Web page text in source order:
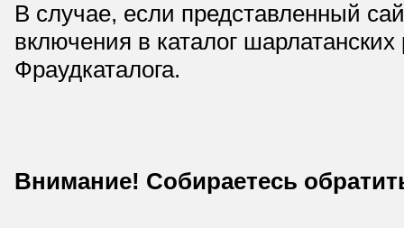
В случае, если представленный
включения в каталог
Фраудкаталога.
Внимание! Собираетесь